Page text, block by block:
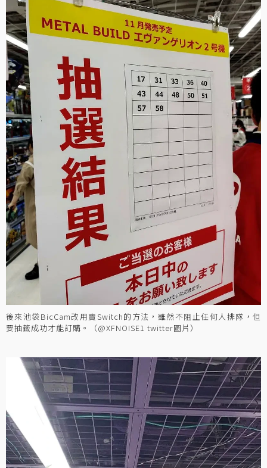
後來池袋BicCam改用賣Switch的方法，雖然不阻止任何人排隊，但
要抽籤成功才能訂購。（@XFNOISE1 twitter圖片）